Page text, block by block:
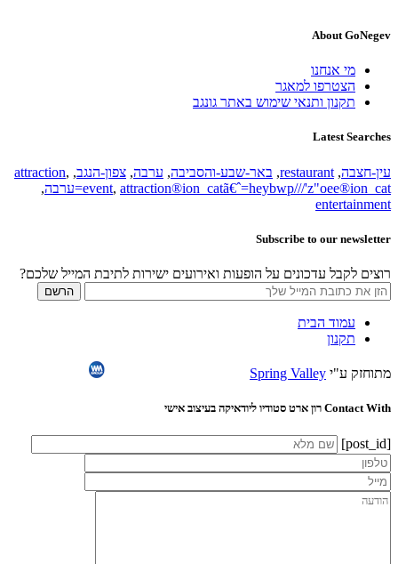
About GoNegev
מי אנחנו
הצטרפו למאגר
תקנון ותנאי שימוש באתר גונגב
Latest Searches
עין-חצבה,
restaurant
, באר-שבע-והסביבה, ערבה, צפון-הנגב,
attraction,
event, attraction®ion_catã€ˆ=heybwp///'z"oee®ion_cat=ערבה
,
entertainment
Subscribe to our newsletter
רוצים לקבל עדכונים על הופעות ואירועים ישירות לתיבת המייל שלכם?
עמוד הבית
תקנון
מתוחזק ע"י Spring Valley
Contact With רון ארט סטודיו ליודאיקה בעיצוב אישי
[post_id]